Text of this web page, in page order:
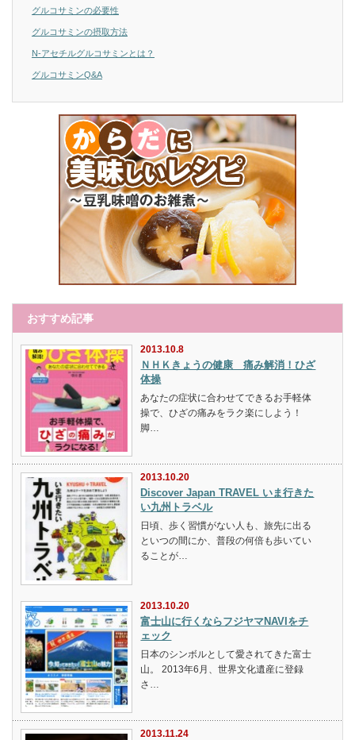
グルコサミンの必要性
グルコサミンの摂取方法
N-アセチルグルコサミンとは？
グルコサミンQ&A
おすすめ記事
2013.10.8
ＮＨＫきょうの健康 痛み解消！ひざ
体操
あなたの症状に合わせてできるお手軽体
操で、ひざの痛みをラク楽にしよう！
脚…
2013.10.20
Discover Japan TRAVEL いま行きた
い九州トラベル
日頃、歩く習慣がない人も、旅先に出る
といつの間にか、普段の何倍も歩いてい
ることが…
2013.10.20
富士山に行くならフジヤマNAVIをチ
ェック
日本のシンボルとして愛されてきた富士
山。 2013年6月、世界文化遺産に登録
さ…
2013.11.24